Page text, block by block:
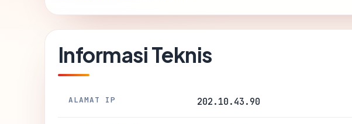
Informasi Teknis
ALAMAT IP 202.10.43.90